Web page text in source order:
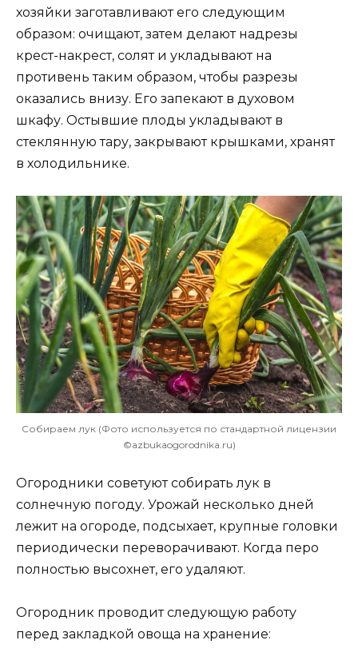
хозяйки заготавливают его следующим
образом: очищают, затем делают надрезы
крест-накрест, солят и укладывают на
противень таким образом, чтобы разрезы
оказались внизу. Его запекают в духовом
шкафу. Остывшие плоды укладывают в
стеклянную тару, закрывают крышками, хранят
в холодильнике.
Собираем лук (Фото используется по стандартной лицензии
©azbukaogorodnika.ru)
Огородники советуют собирать лук в
солнечную погоду. Урожай несколько дней
лежит на огороде, подсыхает, крупные головки
периодически переворачивают. Когда перо
полностью высохнет, его удаляют.
Огородник проводит следующую работу
перед закладкой овоща на хранение: